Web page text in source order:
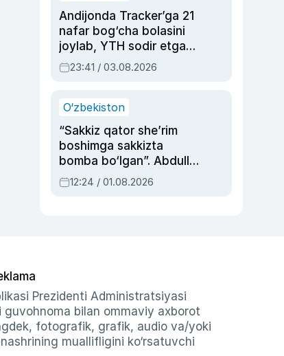
Andijonda Tracker’ga 21
nafar bog‘cha bolasini
joylab, YTH sodir etgan
ayolga sud hukmi o‘qildi
23:41 / 03.08.2026
O‘zbekiston
“Sakkiz qator she’rim
boshimga sakkizta
bomba bo‘lgan”. Abdulla
Oripovni siyosiy
ayblovlardan asrab
12:24 / 01.08.2026
Prezidenti Administratsiyasi
bilan ommaviy axborot
fotografik, grafik, audio va/yoki
muallifligini ko‘rsatuvchi